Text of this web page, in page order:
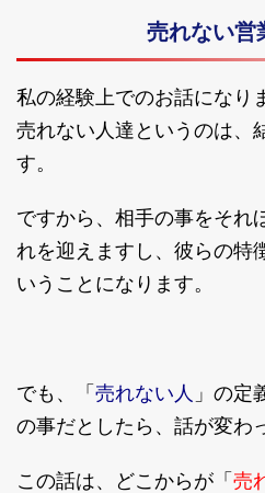
売れない営
私の経験上でのお話になり
売れない人達というのは、
す。
ですから、相手の事をそれ
れを迎えますし、彼らの特
いうことになります。
でも、「 売れない人 」の定
の事だとしたら、話が変わ
この話は、どこからが「 売